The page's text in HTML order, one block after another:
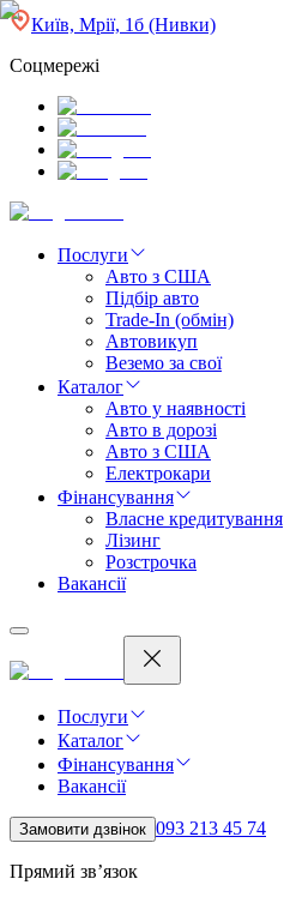
Київ, Мрії, 1б (Нивки)
Соцмережі
Послуги
Авто з США
Підбір авто
Trade-In (обмін)
Автовикуп
Веземо за свої
Каталог
Авто у наявності
Авто в дорозі
Авто з США
Електрокари
Фінансування
Власне кредитування
Лізинг
Розстрочка
Вакансії
Послуги
Каталог
Фінансування
Вакансії
Замовити дзвінок 093 213 45 74
Прямий зв’язок